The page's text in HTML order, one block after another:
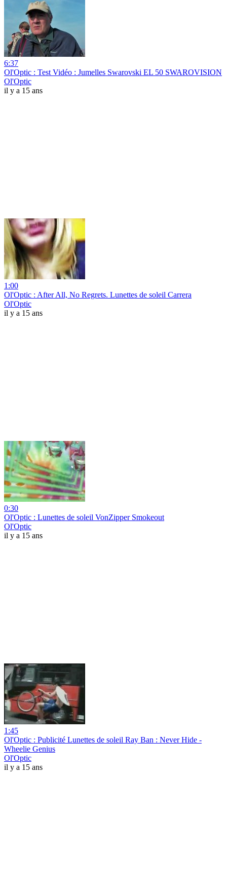
6:37
Ol'Optic : Test Vidéo : Jumelles Swarovski EL 50 SWAROVISION
Ol'Optic
il y a 15 ans
1:00
Ol'Optic : After All, No Regrets. Lunettes de soleil Carrera
Ol'Optic
il y a 15 ans
0:30
Ol'Optic : Lunettes de soleil VonZipper Smokeout
Ol'Optic
il y a 15 ans
1:45
Ol'Optic : Publicité Lunettes de soleil Ray Ban : Never Hide -
Wheelie Genius
Ol'Optic
il y a 15 ans